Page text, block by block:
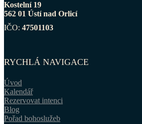
Kostelní 19
562 01 Ústí nad Orlicí
IČO: 47501103
RYCHLÁ NAVIGACE
Úvod
Kalendář
Rezervovat intenci
Blog
Pořad bohoslužeb